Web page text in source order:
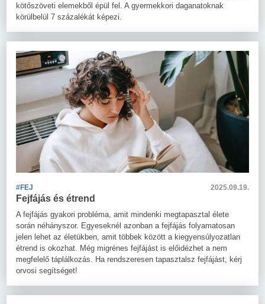
kötőszöveti elemekből épül fel. A gyermekkori daganatoknak
körülbelül 7 százalékát képezi.
#FEJ 2025.09.19.
Fejfájás és étrend
A fejfájás gyakori probléma, amit mindenki megtapasztal élete
során néhányszor. Egyeseknél azonban a fejfájás folyamatosan
jelen lehet az életükben, amit többek között a kiegyensúlyozatlan
étrend is okozhat. Még migrénes fejfájást is előidézhet a nem
megfelelő táplálkozás. Ha rendszeresen tapasztalsz fejfájást, kérj
orvosi segítséget!